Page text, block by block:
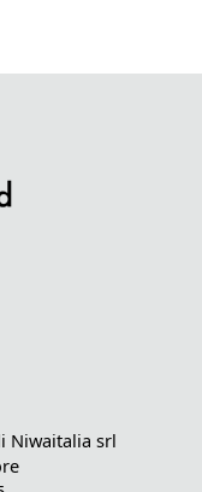
Niwaitalia srl